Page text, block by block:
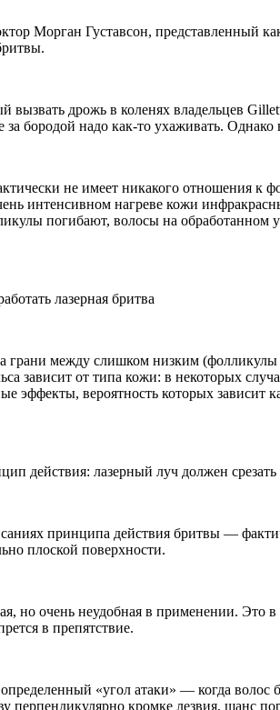
Морган Густавсон, представленный
дрожь в коленях владельцев
бородой надо как-то ухаживать.
не имеет никакого отношения к
интенсивном нагреве кожи
погибают, волосы на обработанном
лазерная бритва
между слишком низким
зависит от типа кожи: в некоторых
эффекты, вероятность которых
действия: лазерный луч должен
принципа действия бритвы —
плоской поверхности.
но очень неудобная в применении. Это
в препятствие.
«угол атаки» — когда волос
перпендикулярно кромке лезвия, шанс